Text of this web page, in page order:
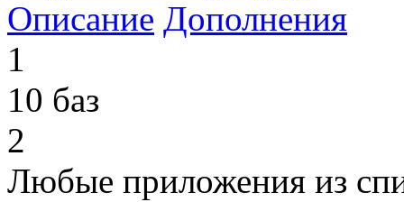
Описание Дополнения
1
10 баз
2
Любые приложения из